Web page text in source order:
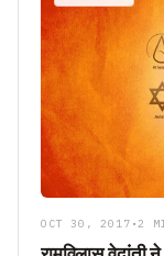
OCT 30, 2017 •2